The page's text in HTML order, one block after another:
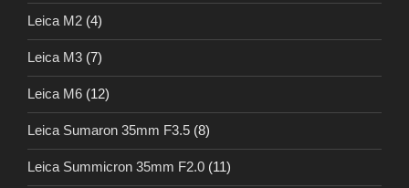
Leica M2 (4)
Leica M3 (7)
Leica M6 (12)
Leica Sumaron 35mm F3.5 (8)
Leica Summicron 35mm F2.0 (11)